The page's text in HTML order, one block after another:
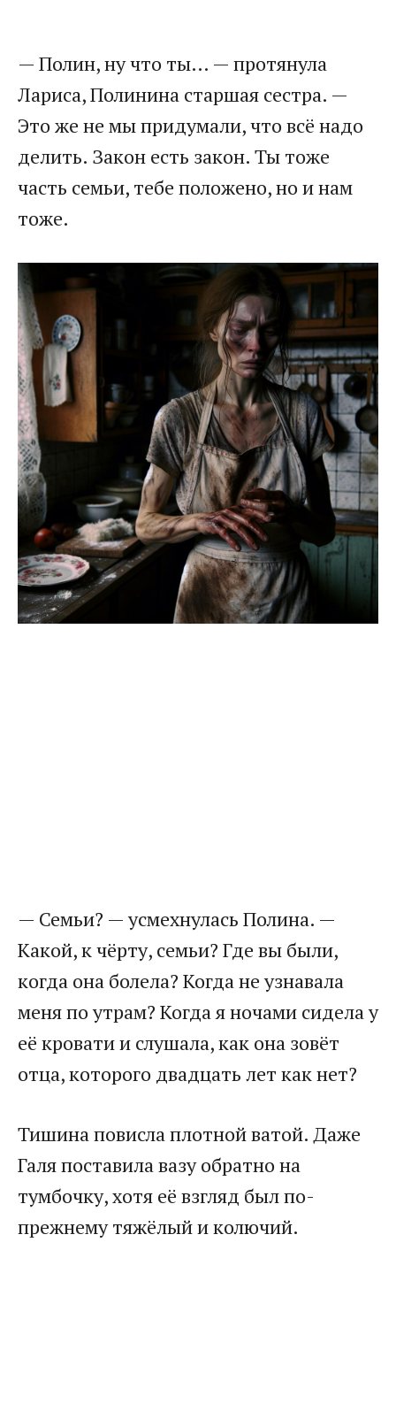
— Полин, ну что ты… — протянула
Лариса, Полинина старшая сестра. —
Это же не мы придумали, что всё надо
делить. Закон есть закон. Ты тоже
часть семьи, тебе положено, но и нам
тоже.
— Семьи? — усмехнулась Полина. —
Какой, к чёрту, семьи? Где вы были,
когда она болела? Когда не узнавала
меня по утрам? Когда я ночами сидела у
её кровати и слушала, как она зовёт
отца, которого двадцать лет как нет?
Тишина повисла плотной ватой. Даже
Галя поставила вазу обратно на
тумбочку, хотя её взгляд был по-
прежнему тяжёлый и колючий.